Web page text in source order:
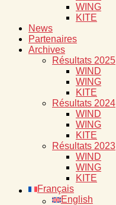
WING
KITE
News
Partenaires
Archives
Résultats 2025
WIND
WING
KITE
Résultats 2024
WIND
WING
KITE
Résultats 2023
WIND
WING
KITE
Français
English